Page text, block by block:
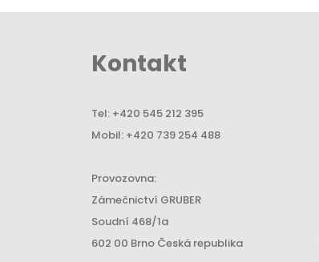
Kontakt
Tel: +420 545 212 395
Mobil: +420 739 254 488
Provozovna:
Zámečnictví GRUBER
Soudní 468/1a
602 00 Brno Česká republika